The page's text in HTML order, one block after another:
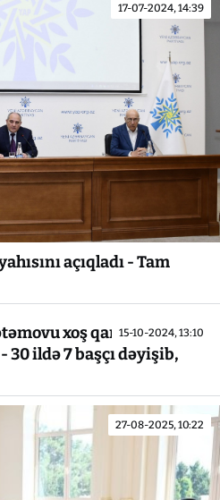
17-07-2024, 14:39
açıqladı - Tam
15-10-2024, 13:10
xoş qarşılamadı...
30 ildə 7 başçı dəyişib,
27-08-2025, 10:22